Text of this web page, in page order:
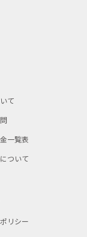
て
一覧表
ついて
リシー